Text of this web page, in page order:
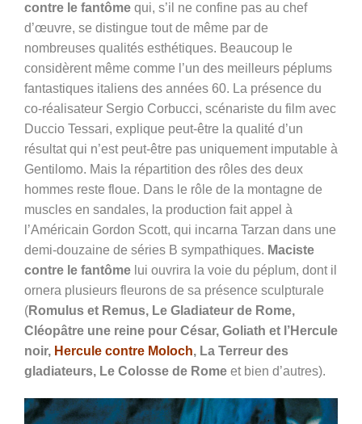
contre le fantôme qui, s’il ne confine pas au chef
d’œuvre, se distingue tout de même par de
nombreuses qualités esthétiques. Beaucoup le
considèrent même comme l’un des meilleurs péplums
fantastiques italiens des années 60. La présence du
co-réalisateur Sergio Corbucci, scénariste du film avec
Duccio Tessari, explique peut-être la qualité d’un
résultat qui n’est peut-être pas uniquement imputable à
Gentilomo. Mais la répartition des rôles des deux
hommes reste floue. Dans le rôle de la montagne de
muscles en sandales, la production fait appel à
l’Américain Gordon Scott, qui incarna Tarzan dans une
demi-douzaine de séries B sympathiques. Maciste
contre le fantôme lui ouvrira la voie du péplum, dont il
ornera plusieurs fleurons de sa présence sculpturale
(Romulus et Remus, Le Gladiateur de Rome,
Cléopâtre une reine pour César, Goliath et l’Hercule
noir, Hercule contre Moloch, La Terreur des
gladiateurs, Le Colosse de Rome et bien d’autres).